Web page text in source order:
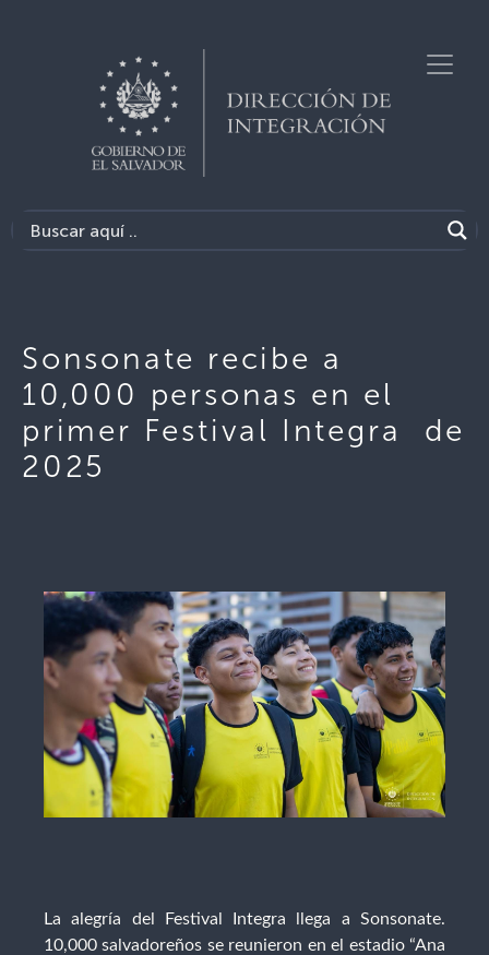
Sonsonate recibe a
10,000 personas en el
primer Festival Integra de
2025
La alegría del Festival Integra llega a Sonsonate.
10,000 salvadoreños se reunieron en el estadio “Ana